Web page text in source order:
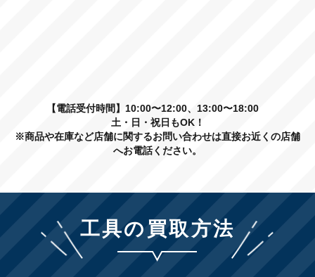
【電話受付時間】10:00〜12:00、13:00〜18:00
土・日・祝日もOK！
※商品や在庫など店舗に関するお問い合わせは直接お近くの店舗
へお電話ください。
工具の買取方法